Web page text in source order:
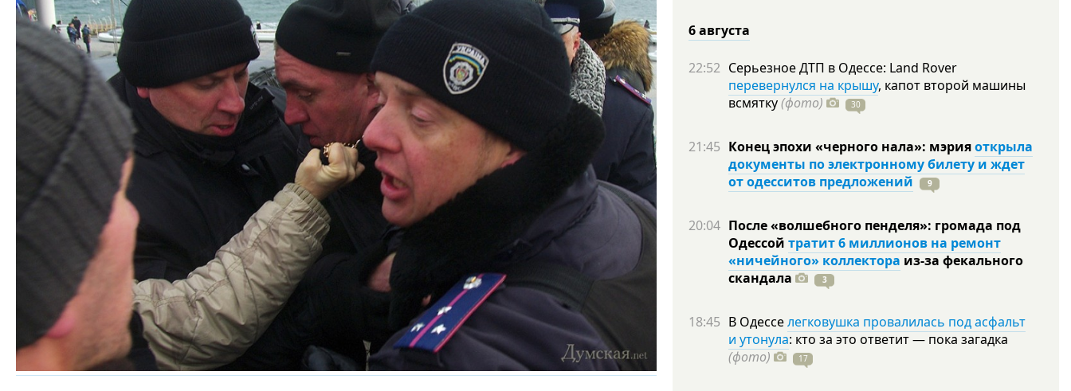
6 августа
22:52 Серьезное ДТП в Одессе: Land Rover
перевернулся на крышу, капот второй машины
всмятку(фото) 30
21:45 Конец эпохи «черного нала»: мэрияоткрыла
документы по электронному билету и ждет
от одесситов предложений
9
20:04 После «волшебного пенделя»: громада под
Одессой тратит 6 миллионов на ремонт
«ничейного» коллектора из-за фекального
скандала
3
18:45 В Одесселегковушка провалилась под асфальт
и утонула: кто за это ответит — пока загадка
(фото)
17